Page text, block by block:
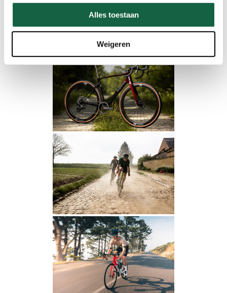
Alles toestaan
Weigeren
afstanden, stevige klimmetjes en alles daartussenin.